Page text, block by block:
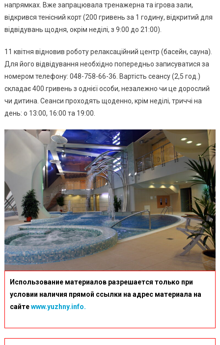
напрямках. Вже запрацювала тренажерна та ігрова зали,
відкрився тенісний корт (200 гривень за 1 годину, відкритий для
відвідувань щодня, окрім неділі, з 9:00 до 21:00).
11 квітня відновив роботу релаксаційний центр (басейн, сауна).
Для його відвідування необхідно попередньо записуватися за
номером телефону: 048-758-66-36. Вартість сеансу (2,5 год.)
складає 400 гривень з однієї особи, незалежно чи це дорослий
чи дитина. Сеанси проходять щоденно, крім неділі, триччі на
день: о 13:00, 16:00 та 19:00.
Использование материалов разрешается только при
условии наличия прямой ссылки на адрес материала на
сайтеwww.yuzhny.info.